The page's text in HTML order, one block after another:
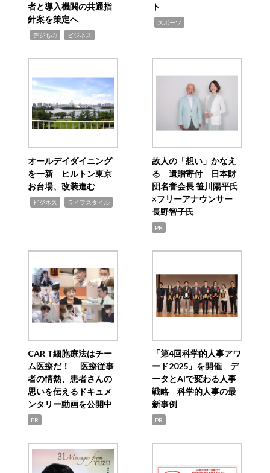
者と導入機関の共通指
針案を策定へ
デジもの ビジネス
ト
スポーツ
オールデイダイニング
を一新 ヒルトン東京
お台場、改装進む
ビジネス ライフスタイル
故人の「想い」かなえ
る 遺贈寄付 日本財
団名誉会長 笹川陽平氏
×フリーアナウンサー
長野智子氏
PR
CAR T細胞療法はチー
ム医療だ！ 医療従事
者の情熱、患者さんの
思いを伝えるドキュメ
ンタリー動画を公開中
PR
「第4回科学的人事アワ
ード2025」を開催 デ
ータとAIで変わる人事
戦略 科学的人事の最
新事例
PR